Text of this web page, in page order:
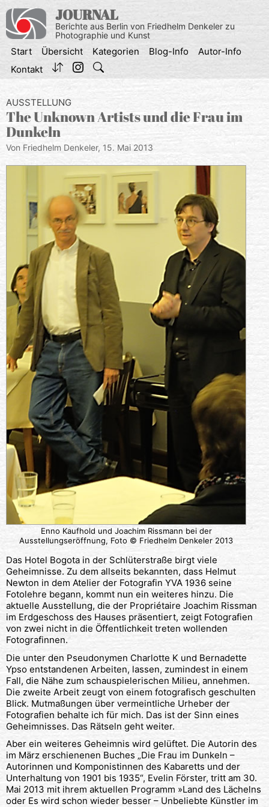
Inhalt
springen
JOURNAL
Berichte aus Berlin von Friedhelm Denkeler zu
Photographie und Kunst
Start Übersicht Kategorien Blog-Info
Autor-Info
Kontakt
AUSSTELLUNG
The Unknown Artists und die Frau im
Dunkeln
Von Friedhelm Denkeler, 15. Mai 2013
Enno Kaufhold und Joachim Rissmann bei der
Ausstellungseröffnung, Foto © Friedhelm Denkeler 2013
Das Hotel Bogota in der Schlüterstraße birgt viele
Geheimnisse. Zu dem allseits bekannten, dass Helmut
Newton in dem Atelier der Fotografin YVA 1936 seine
Fotolehre begann, kommt nun ein weiteres hinzu. Die
aktuelle Ausstellung, die der Propriétaire Joachim Rissman
im Erdgeschoss des Hauses präsentiert, zeigt Fotografien
von zwei nicht in die Öffentlichkeit treten wollenden
Fotografinnen.
Die unter den Pseudonymen Charlotte K und Bernadette
Ypso entstandenen Arbeiten, lassen, zumindest in einem
Fall, die Nähe zum schauspielerischen Milieu, annehmen.
Die zweite Arbeit zeugt von einem fotografisch geschulten
Blick. Mutmaßungen über vermeintliche Urheber der
Fotografien behalte ich für mich. Das ist der Sinn eines
Geheimnisses. Das Rätseln geht weiter.
Aber ein weiteres Geheimnis wird gelüftet. Die Autorin des
im März erschienenen Buches „Die Frau im Dunkeln –
Autorinnen und Komponistinnen des Kabaretts und der
Unterhaltung von 1901 bis 1935“, Evelin Förster, tritt am 30.
Mai 2013 mit ihrem aktuellen Programm »Land des Lächelns
oder Es wird schon wieder besser – Unbeliebte Künstler im